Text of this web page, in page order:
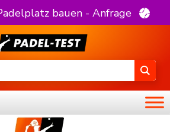
bauen - Anfrage